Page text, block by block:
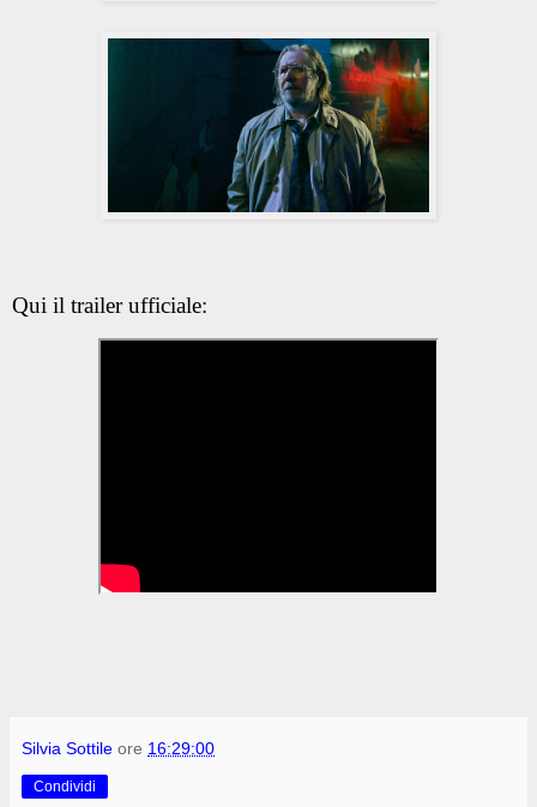
Qui il trailer ufficiale:
Silvia Sottile ore 16:29:00
Condividi